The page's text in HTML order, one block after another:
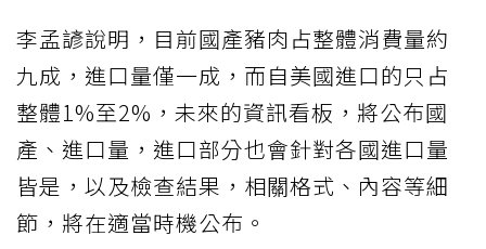
李孟諺說明，目前國產豬肉占整體消費量約
九成，進口量僅一成，而自美國進口的只占
整體1%至2%，未來的資訊看板，將公布國
產、進口量，進口部分也會針對各國進口量
皆是，以及檢查結果，相關格式、內容等細
節，將在適當時機公布。